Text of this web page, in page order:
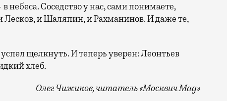
небеса. Соседство у нас, сами понимаете,
Лесков, и Шаляпин, и Рахманинов. И даже те,
щелкнуть. И теперь уверен: Леонтьев
хлеб.
Олег Чижиков, читатель «Москвич Mag»